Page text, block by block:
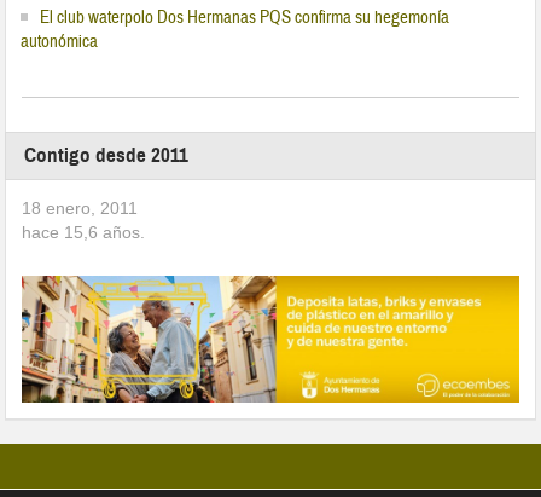
El club waterpolo Dos Hermanas PQS confirma su hegemonía
autonómica
Contigo desde 2011
18 enero, 2011
hace 15,6 años.